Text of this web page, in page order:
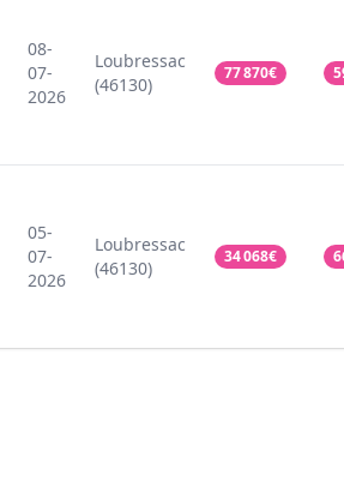
08-
07-
2026
Loubressac
(46130)
77 870€
05-
07-
2026
Loubressac
(46130)
34 068€